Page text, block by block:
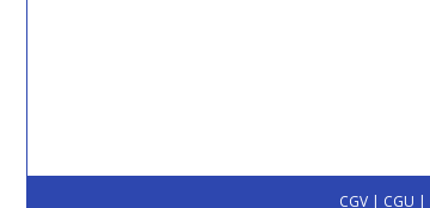
CGV | CGU |